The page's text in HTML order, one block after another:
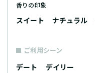
香りの印象
スイート ナチュラル
ご利用シーン
デート デイリー